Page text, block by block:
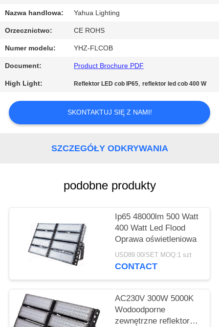
SKONTAKTUJ
SIĘ
Z
NAMI
POPROSIĆ
O
POLICY
Nazwa handlowa: Yahua Lighting
Orzecznictwo: CE ROHS
Numer modelu: YHZ-FLCOB
Document: Product Brochure PDF
High Light: Reflektor LED cob IP65,reflektor led cob 400 W
SKONTAKTUJ SIĘ Z NAMI!
SZCZEGÓŁY ODKRYWANIA
podobne produkty
Ip65 48000lm 500 Watt
400 Watt Led Flood
Oprawa oświetleniowa
USD89.00/SET MOQ:1 szt
CONTACT
AC230V 300W 5000K
Wodoodporne
zewnętrzne reflektory